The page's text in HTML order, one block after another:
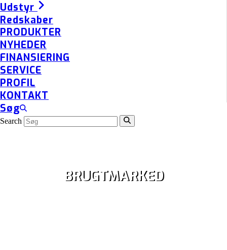
Udstyr
Redskaber
PRODUKTER
NYHEDER
FINANSIERING
SERVICE
PROFIL
KONTAKT
Søg
Search
BRUGTMARKED